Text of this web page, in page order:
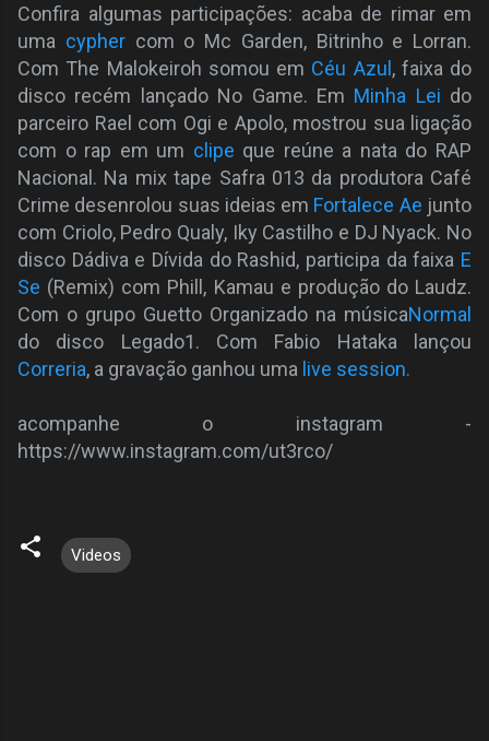
Confira algumas participações: acaba de rimar em
uma cyphercom o Mc Garden, Bitrinho e Lorran.
Com The Malokeiroh somou em Céu Azul, faixa do
disco recém lançado No Game. Em Minha Lei do
parceiro Rael com Ogi e Apolo, mostrou sua ligação
com o rap em um clipe que reúne a nata do RAP
Nacional. Na mix tape Safra 013 da produtora Café
Crime desenrolou suas ideias em Fortalece Ae junto
com Criolo, Pedro Qualy, Iky Castilho e DJ Nyack. No
disco Dádiva e Dívida do Rashid, participa da faixa E
Se (Remix) com Phill, Kamau e produção do Laudz.
Com o grupo Guetto Organizado na músicaNormal
do disco Legado1. Com Fabio Hataka lançou
Correria, a gravação ganhou uma live session.
acompanhe o instagram -
https://www.instagram.com/ut3rco/
Videos